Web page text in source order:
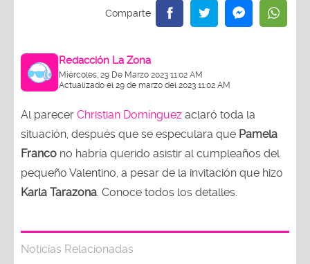
Redacción La Zona
Miércoles, 29 De Marzo 2023 11:02 AM
Actualizado el 29 de marzo del 2023 11:02 AM
Al parecer Christian Domínguez aclaró toda la
situación, después que se especulara que Pamela
Franco no habría querido asistir al cumpleaños del
pequeño Valentino, a pesar de la invitación que hizo
Karla Tarazona . Conoce todos los detalles.
Noticias Relacionadas